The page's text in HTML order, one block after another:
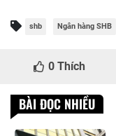
shb Ngân hàng SHB
0 Thích
BÀI ĐỌC NHIỀU